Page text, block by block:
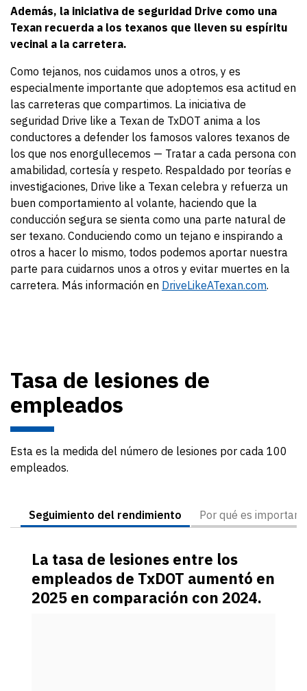
Además, la iniciativa de seguridad Drive como una
Texan recuerda a los texanos que lleven su espíritu
vecinal a la carretera.
Como tejanos, nos cuidamos unos a otros, y es
especialmente importante que adoptemos esa actitud en
las carreteras que compartimos. La iniciativa de
seguridad Drive like a Texan de TxDOT anima a los
conductores a defender los famosos valores texanos de
los que nos enorgullecemos — Tratar a cada persona con
amabilidad, cortesía y respeto. Respaldado por teorías e
investigaciones, Drive like a Texan celebra y refuerza un
buen comportamiento al volante, haciendo que la
conducción segura se sienta como una parte natural de
ser texano. Conduciendo como un tejano e inspirando a
otros a hacer lo mismo, todos podemos aportar nuestra
parte para cuidarnos unos a otros y evitar muertes en la
carretera. Más información en DriveLikeATexan.com.
Tasa de lesiones de
empleados
Esta es la medida del número de lesiones por cada 100
empleados.
Seguimiento del rendimiento Por qué es
La tasa de lesiones entre los
empleados de TxDOT aumentó en
2025 en comparación con 2024.